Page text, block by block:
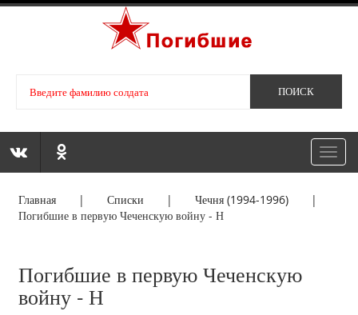
Главная |Списки | Чечня (1994-1996)|
Погибшие в первую Чеченскую войну - Н
Погибшие в первую Чеченскую
войну - Н